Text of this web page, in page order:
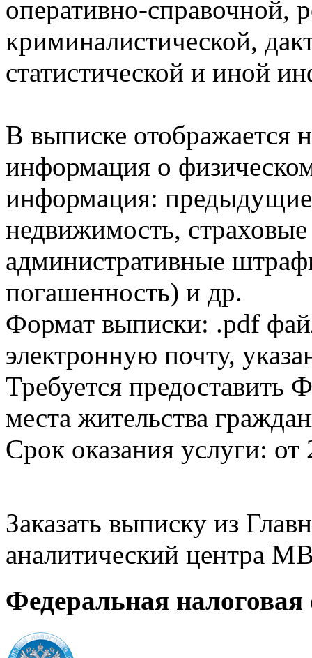
оперативно-справочной,
криминалистической,
статистической и иной
В выписке отображается
информация о
информация:
недвижимость,
административные
погашенность) и др.
Формат выписки: .pdf
электронную почту,
Требуется
места жительства
Срок оказания услуги: от
Заказать выписку из
аналитический центра
Федеральная налоговая